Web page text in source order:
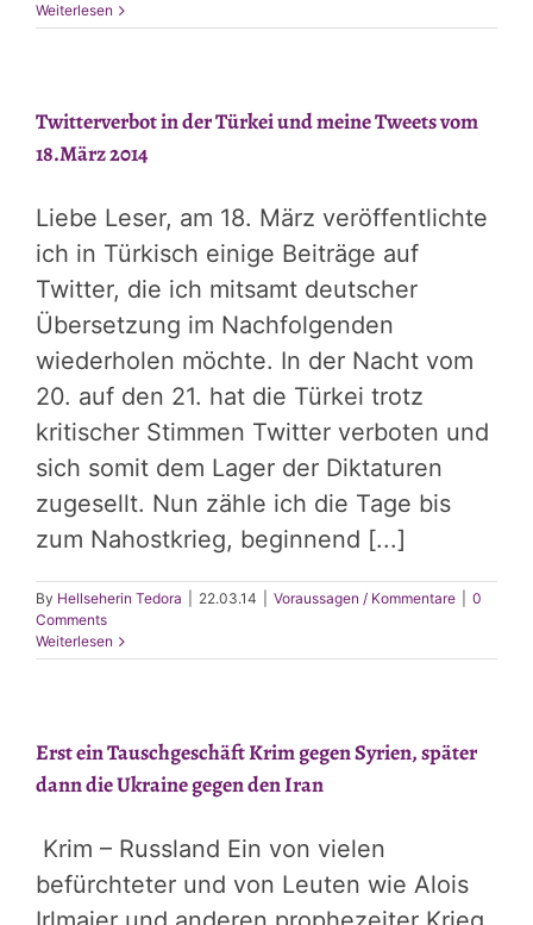
Weiterlesen
Twitterverbot in der Türkei und meine Tweets vom
18.März 2014
Liebe Leser, am 18. März veröffentlichte
ich in Türkisch einige Beiträge auf
Twitter, die ich mitsamt deutscher
Übersetzung im Nachfolgenden
wiederholen möchte. In der Nacht vom
20. auf den 21. hat die Türkei trotz
kritischer Stimmen Twitter verboten und
sich somit dem Lager der Diktaturen
zugesellt. Nun zähle ich die Tage bis
zum Nahostkrieg, beginnend [...]
By Hellseherin Tedora 22.03.14 Voraussagen / Kommentare
0
Comments
Weiterlesen
Erst ein Tauschgeschäft Krim gegen Syrien, später
dann die Ukraine gegen den Iran
Krim – Russland Ein von vielen
befürchteter und von Leuten wie Alois